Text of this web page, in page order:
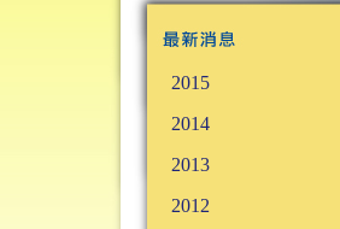
2015
2014
2013
2012